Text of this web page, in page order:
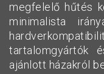
megfelelő hűtés
minimalista
tartalomgyártók
ajánlott házakról